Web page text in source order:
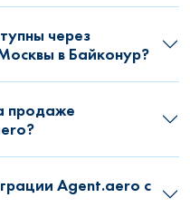
через
в Байконур?
продаже
Agent.aero с